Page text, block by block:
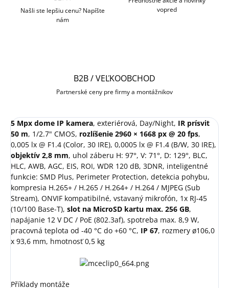
Našli ste lepšiu cenu? Napíšte
nám
vopred
B2B / VEĽKOOBCHOD
Partnerské ceny pre firmy a montážnikov
5 Mpx dome IP kamera, exteriérová, Day/Night, IR prísvit
50 m, 1/2.7" CMOS, rozlíšenie 2960 × 1668 px @ 20 fps,
0,005 lx @ F1.4 (Color, 30 IRE), 0,0005 lx @ F1.4 (B/W, 30 IRE),
objektív 2,8 mm, uhol záberu H: 97°, V: 71°, D: 129°, BLC,
HLC, AWB, AGC, EIS, ROI, WDR 120 dB, 3DNR, inteligentné
funkcie: SMD Plus, Perimeter Protection, detekcia pohybu,
kompresia H.265+ / H.265 / H.264+ / H.264 / MJPEG (Sub
Stream), ONVIF kompatibilné, vstavaný mikrofón, 1x RJ-45
(10/100 Base-T), slot na MicroSD kartu max. 256 GB,
napájanie 12 V DC / PoE (802.3af), spotreba max. 8,9 W,
pracovná teplota od -40 °C do +60 °C, IP 67, rozmery ø106,0
x 93,6 mm, hmotnosť 0,5 kg
Příklady montáže